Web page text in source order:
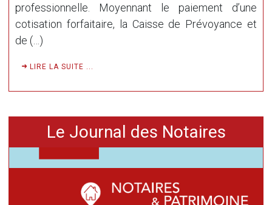
professionnelle. Moyennant le paiement d’une
cotisation forfaitaire, la Caisse de Prévoyance et
de (…)
LIRE LA SUITE ...
Le Journal des Notaires